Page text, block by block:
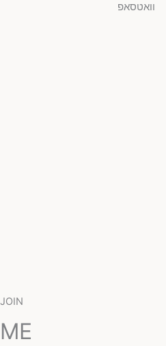
וואטסאפ
JOIN
ME